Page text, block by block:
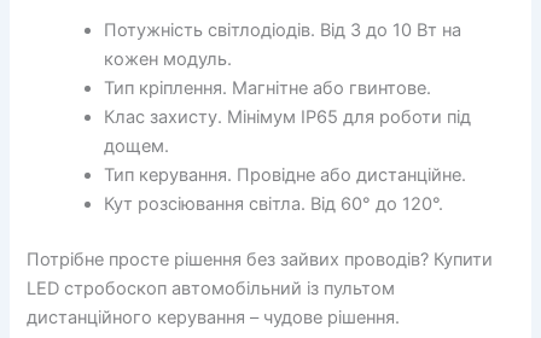
Потужність світлодіодів. Від 3 до 10 Вт на
кожен модуль.
Тип кріплення. Магнітне або гвинтове.
Клас захисту. Мінімум IP65 для роботи під
дощем.
Тип керування. Провідне або дистанційне.
Кут розсіювання світла. Від 60° до 120°.
Потрібне просте рішення без зайвих проводів? Купити
LED стробоскоп автомобільний із пультом
дистанційного керування – чудове рішення.